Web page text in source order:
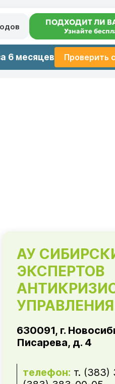
ПОДХОДИТ ЛИ
Узнайте
6 месяцев Проверить
АУ
ЭКСПЕРТОВ
УПРАВЛЕНИЯ
630091, г.
Писарева, д. 4
телефон: т. (383)